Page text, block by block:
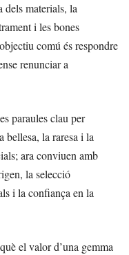
dels materials, la
i les bones
comú és respondre
renunciar a
paraules clau per
bellesa, la raresa i la
ara conviuen amb
la selecció
i la confiança en la
el valor d’una gemma